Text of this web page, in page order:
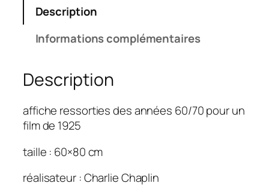
R
u
é
e
e
s
Description
Informations complémentaires
Description
affiche ressorties des années 60/70 pour un
film de 1925
taille : 60×80 cm
réalisateur : Charlie Chaplin